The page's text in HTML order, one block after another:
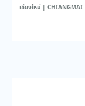
เชียงใหม่ | CHIANGMAI